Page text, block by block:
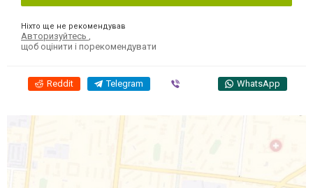
Ніхто ще не рекомендував
Авторизуйтесь
щоб оцінити і порекомендувати
Reddit Telegram WhatsApp